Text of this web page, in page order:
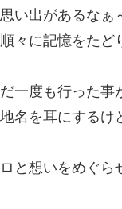
い出があるなぁ
々に記憶をた
一度も行った事
名を耳にする
と想いをめぐ